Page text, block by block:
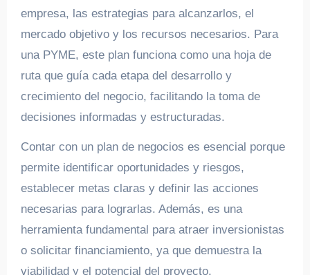
empresa, las estrategias para alcanzarlos, el
mercado objetivo y los recursos necesarios. Para
una PYME, este plan funciona como una hoja de
ruta que guía cada etapa del desarrollo y
crecimiento del negocio, facilitando la toma de
decisiones informadas y estructuradas.
Contar con un plan de negocios es esencial porque
permite identificar oportunidades y riesgos,
establecer metas claras y definir las acciones
necesarias para lograrlas. Además, es una
herramienta fundamental para atraer inversionistas
o solicitar financiamiento, ya que demuestra la
viabilidad y el potencial del proyecto.